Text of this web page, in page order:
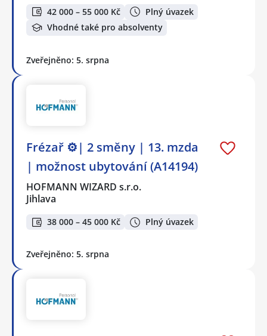
42 000 – 55 000 Kč
Plný úvazek
Vhodné také pro absolventy
Zveřejněno: 5. srpna
Frézař ⚙️| 2 směny | 13. mzda
| možnost ubytování (A14194)
HOFMANN WIZARD s.r.o.
Jihlava
38 000 – 45 000 Kč Plný úvazek
Zveřejněno: 5. srpna